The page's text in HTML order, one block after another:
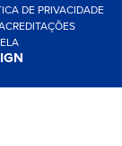
DE PRIVACIDADE